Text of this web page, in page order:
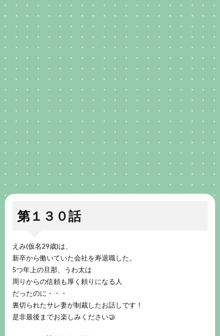
第１３０話
えみ(仮名29歳)は、
新卒から働いていた会社を寿退職した。
5つ年上の旦那、うわ太は
周りからの信頼も厚く頼りになる人
だったのに・・・
裏切られたサレ妻が制裁したお話しです！
是非最後までお楽しみください🤝